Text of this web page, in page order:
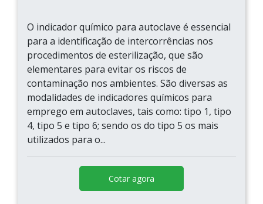
O indicador químico para autoclave é essencial
para a identificação de intercorrências nos
procedimentos de esterilização, que são
elementares para evitar os riscos de
contaminação nos ambientes. São diversas as
modalidades de indicadores químicos para
emprego em autoclaves, tais como: tipo 1, tipo
4, tipo 5 e tipo 6; sendo os do tipo 5 os mais
utilizados para o...
Cotar agora